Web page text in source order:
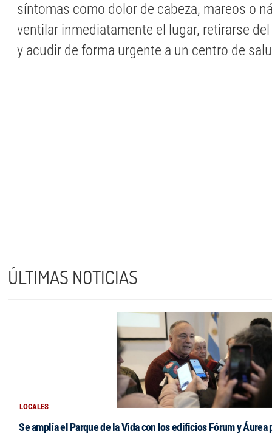
síntomas como dolor de cabeza, mareos o
ventilar inmediatamente el lugar, retirarse
y acudir de forma urgente a un centro de
ÚLTIMAS NOTICIAS
LOCALES
Se amplía el Parque de la Vida con los edificios Fórum y